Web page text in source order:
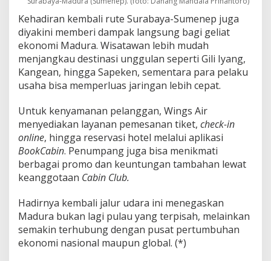
Kehadiran kembali rute Surabaya-Sumenep juga
diyakini memberi dampak langsung bagi geliat
ekonomi Madura. Wisatawan lebih mudah
menjangkau destinasi unggulan seperti Gili Iyang,
Kangean, hingga Sapeken, sementara para pelaku
usaha bisa memperluas jaringan lebih cepat.
Untuk kenyamanan pelanggan, Wings Air
menyediakan layanan pemesanan tiket, check-in
online, hingga reservasi hotel melalui aplikasi
BookCabin. Penumpang juga bisa menikmati
berbagai promo dan keuntungan tambahan lewat
keanggotaan Cabin Club.
Hadirnya kembali jalur udara ini menegaskan
Madura bukan lagi pulau yang terpisah, melainkan
semakin terhubung dengan pusat pertumbuhan
ekonomi nasional maupun global. (*)